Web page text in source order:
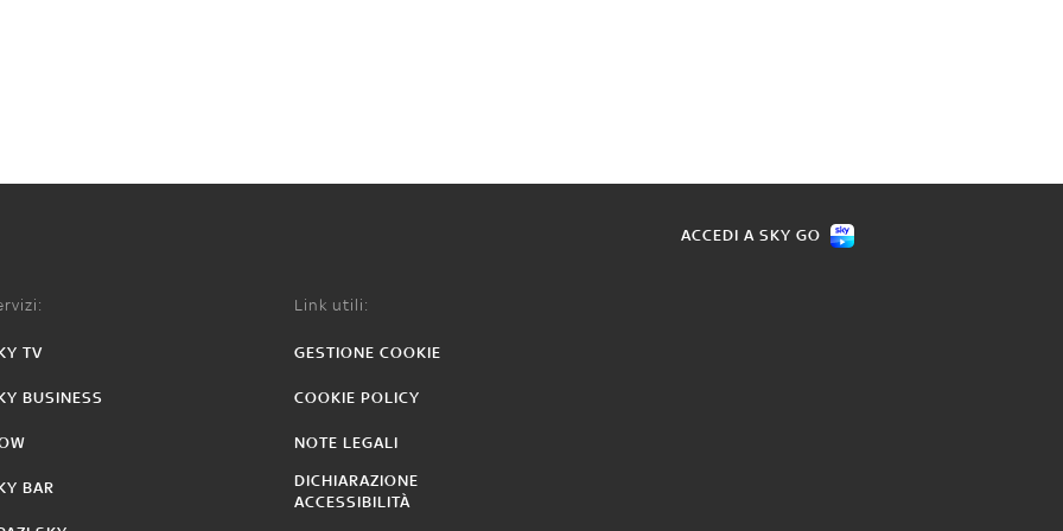
ACCEDI A SKY GO
TV
BUSINESS
BAR
Link utili:
GESTIONE COOKIE
COOKIE POLICY
NOTE LEGALI
DICHIARAZIONE
ACCESSIBILITÀ